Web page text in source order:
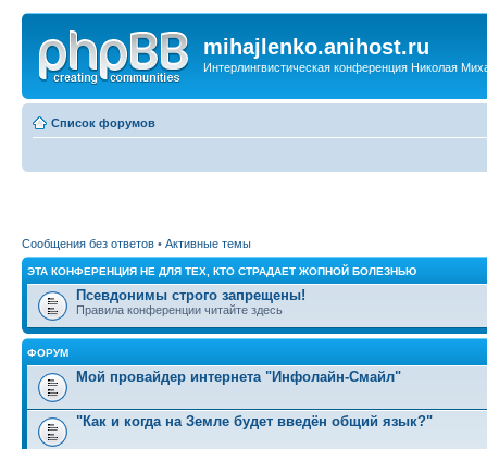
mihajlenko.anihost.ru
Интерлингвистическая конференция Николая
Список форумов
Сообщения без ответов • Активные темы
ЭТА КОНФЕРЕНЦИЯ НЕ ДЛЯ ТЕХ, КТО СТРАДАЕТ ЖОПНОЙ БОЛЕЗНЬЮ
Псевдонимы строго запрещены!
Правила конференции читайте здесь
ФОРУМ
Мой провайдер интернета "Инфолайн-Смайл"
"Как и когда на Земле будет введён общий язык?"